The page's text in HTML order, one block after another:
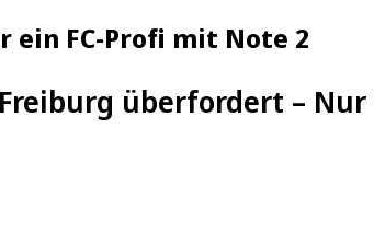
ein FC-Profi mit Note 2
überfordert –